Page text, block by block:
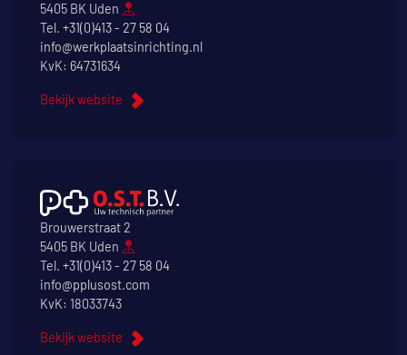
5405 BK Uden
Tel. +31(0)413 - 27 58 04
info@werkplaatsinrichting.nl
KvK: 64731634
Bekijk website
Brouwerstraat 2
5405 BK Uden
Tel. +31(0)413 - 27 58 04
info@pplusost.com
KvK: 18033743
Bekijk website